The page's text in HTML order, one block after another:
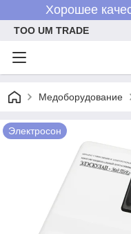
Хорошее
ТОО UM TRADE
Медоборудование
Электросон